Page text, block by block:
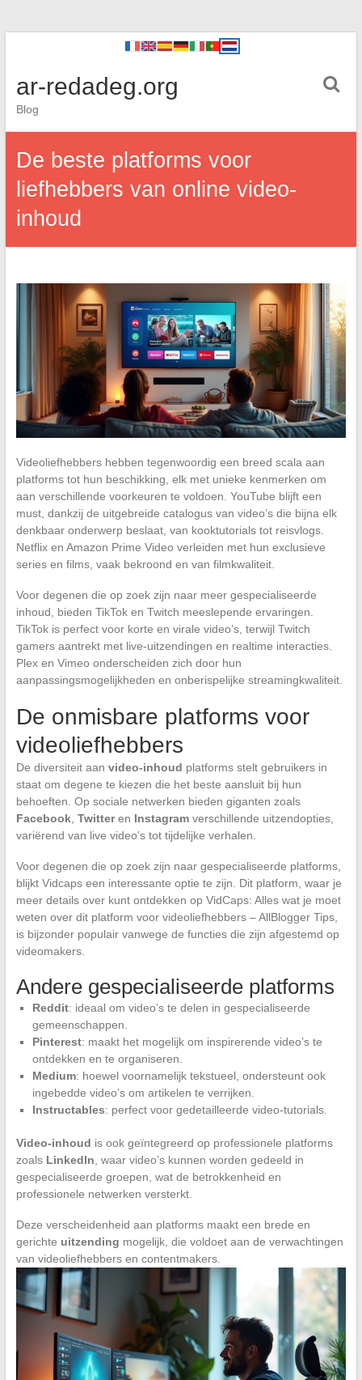
ar-redadeg.org
Blog
De beste platforms voor
liefhebbers van online video-
inhoud
Videoliefhebbers hebben tegenwoordig een breed scala aan
platforms tot hun beschikking, elk met unieke kenmerken om
aan verschillende voorkeuren te voldoen. YouTube blijft een
must, dankzij de uitgebreide catalogus van video’s die bijna elk
denkbaar onderwerp beslaat, van kooktutorials tot reisvlogs.
Netflix en Amazon Prime Video verleiden met hun exclusieve
series en films, vaak bekroond en van filmkwaliteit.
Voor degenen die op zoek zijn naar meer gespecialiseerde
inhoud, bieden TikTok en Twitch meeslepende ervaringen.
TikTok is perfect voor korte en virale video’s, terwijl Twitch
gamers aantrekt met live-uitzendingen en realtime interacties.
Plex en Vimeo onderscheiden zich door hun
aanpassingsmogelijkheden en onberispelijke streamingkwaliteit.
De onmisbare platforms voor
videoliefhebbers
De diversiteit aan video-inhoud platforms stelt gebruikers in
staat om degene te kiezen die het beste aansluit bij hun
behoeften. Op sociale netwerken bieden giganten zoals
Facebook, Twitteren Instagramverschillende uitzendopties,
variërend van live video’s tot tijdelijke verhalen.
Voor degenen die op zoek zijn naar gespecialiseerde platforms,
blijkt Vidcaps een interessante optie te zijn. Dit platform, waar je
meer details over kunt ontdekken op VidCaps: Alles wat je moet
weten over dit platform voor videoliefhebbers – AllBlogger Tips,
is bijzonder populair vanwege de functies die zijn afgestemd op
videomakers.
Andere gespecialiseerde platforms
Reddit: ideaal om video’s te delen in gespecialiseerde
gemeenschappen.
Pinterest: maakt het mogelijk om inspirerende video’s te
ontdekken en te organiseren.
Medium: hoewel voornamelijk tekstueel, ondersteunt ook
ingebedde video’s om artikelen te verrijken.
Instructables: perfect voor gedetailleerde video-tutorials.
Video-inhoud is ook geïntegreerd op professionele platforms
zoals LinkedIn , waar video’s kunnen worden gedeeld in
gespecialiseerde groepen, wat de betrokkenheid en
professionele netwerken versterkt.
Deze verscheidenheid aan platforms maakt een brede en
gerichte uitzending mogelijk, die voldoet aan de verwachtingen
van videoliefhebbers en contentmakers.